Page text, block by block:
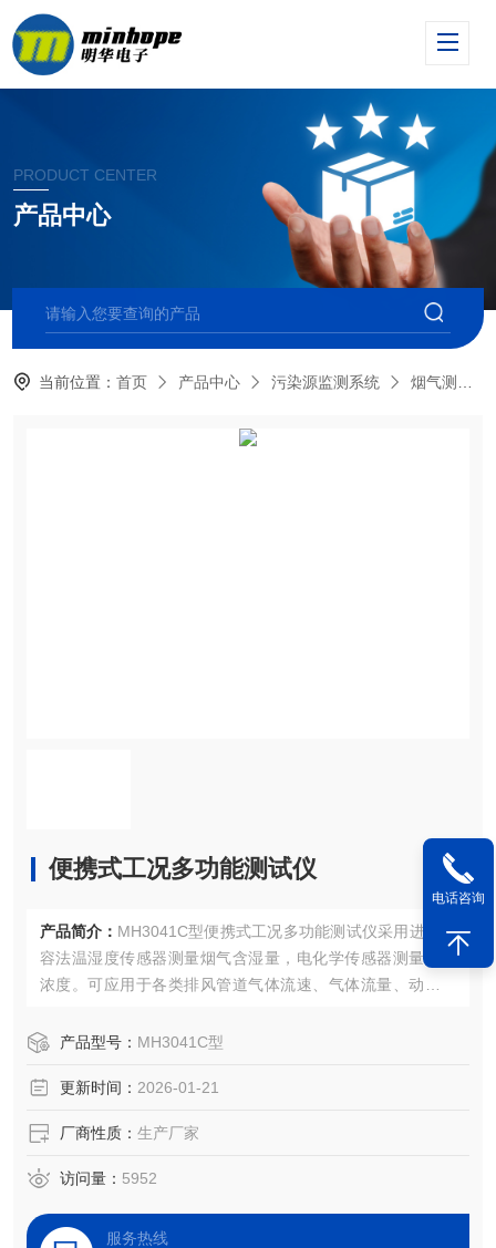
PRODUCT CENTER
产品中心
当前位置：首页 产品中心 污染源监测系统 烟气测试仪
便携式工况多功能测试仪
产品简介： MH3041C型便携式工况多功能测试仪采用进口阻
容法温湿度传感器测量烟气含湿量，电化学传感器测量氧气
浓度。可应用于各类排风管道气体流速、气体流量、动压静
产品型号： MH3041C型
更新时间： 2026-01-21
厂商性质： 生产厂家
访问量： 5952
服务热线
电话咨询